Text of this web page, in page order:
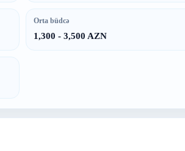
Orta büdcə
1,300 - 3,500 AZN